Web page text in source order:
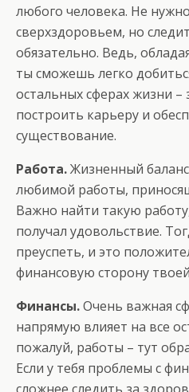
любого человека. Не
сверхздоровьем, но
обязательно. Ведь,
ты сможешь легко
остальных сферах жизни –
построить карьеру и
существование.
Работа.Жизненный
любимой работы,
Важно найти такую
получал удовольствие.
преуспеть, и это
финансовую сторону
Финансы.Очень важная
напрямую влияет на все
пожалуй, работы – тут
Если у тебя проблемы с